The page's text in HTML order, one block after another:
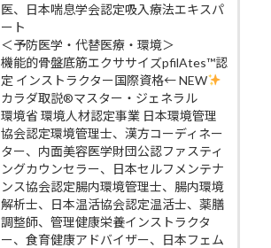
医、日本喘息学会認定吸入療法エキスパ
ート
＜予防医学・代替医療・環境＞
機能的骨盤底筋エクササイズpfilAtes™認
定 インストラクター国際資格← NEW
カラダ取説®マスター・ジェネラル
環境省 環境人材認定事業 日本環境管理
協会認定環境管理士、漢方コーディネー
ター、内面美容医学財団公認ファスティ
ングカウンセラー、日本セルフメンテナ
ンス協会認定腸内環境管理士、腸内環境
解析士、日本温活協会認定温活士、薬膳
調整師、管理健康栄養インストラクタ
ー、食育健康アドバイザー、日本フェム